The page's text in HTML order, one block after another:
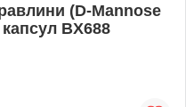
(D-Mannose
BX688